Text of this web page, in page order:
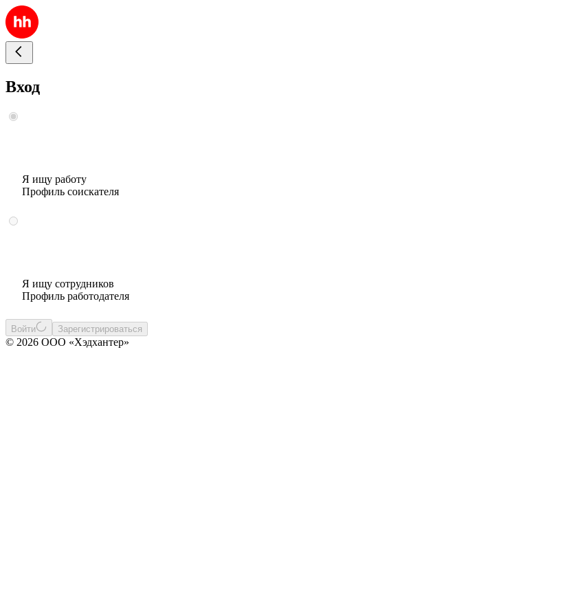
Вход
Я ищу работу
Профиль соискателя
Я ищу сотрудников
Профиль работодателя
Войти Зарегистрироваться
© 2026 ООО «Хэдхантер»